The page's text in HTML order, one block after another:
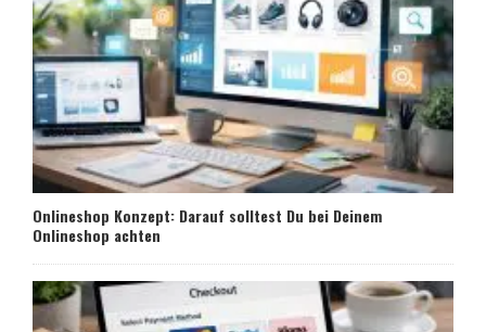
Onlineshop Konzept: Darauf solltest Du bei Deinem
Onlineshop achten